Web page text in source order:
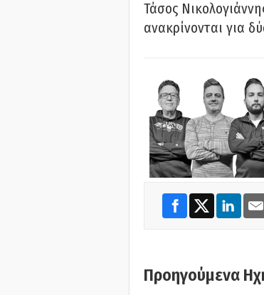
Τάσος
ανακρίνονται για
Προηγούμενα